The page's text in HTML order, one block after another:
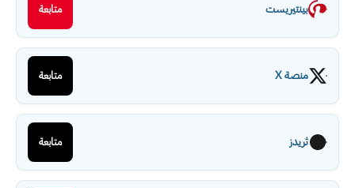
بينتيريست متابعة
منصة X متابعة
ثريدز متابعة